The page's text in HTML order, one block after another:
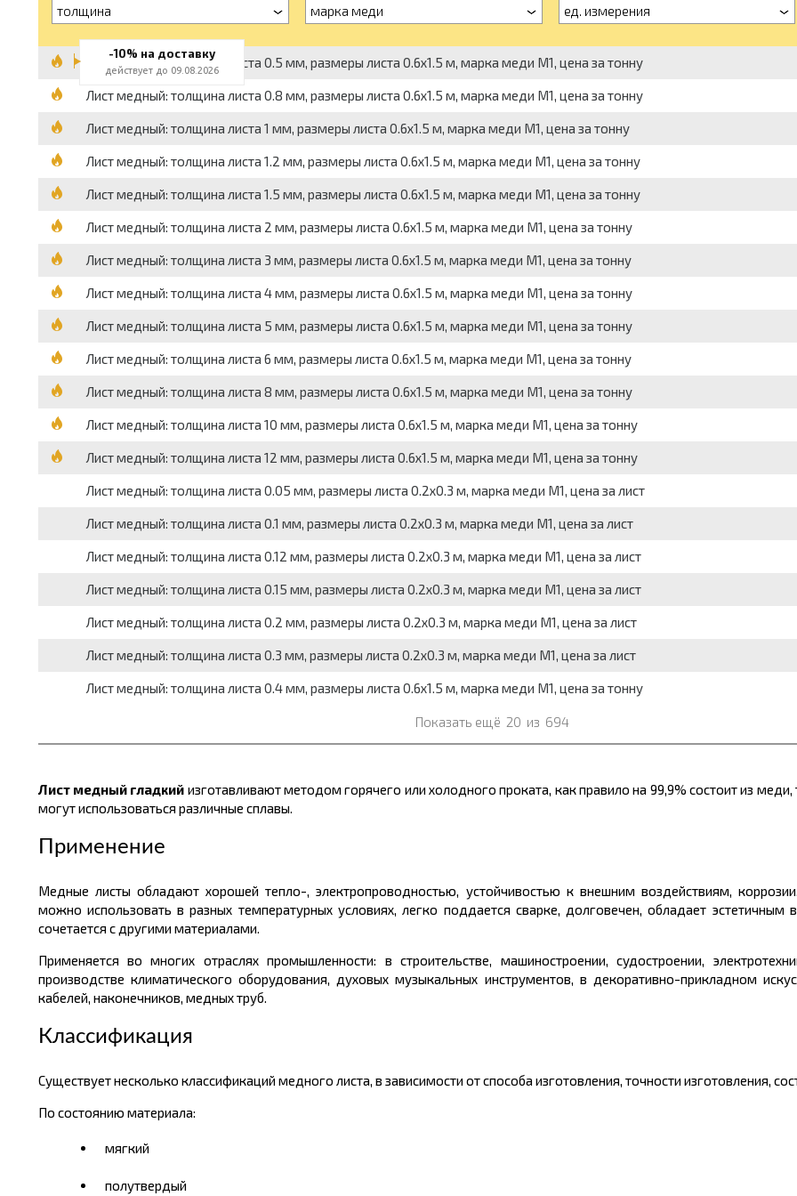
толщина марка меди ед. измерения
Лист медный: толщина листа 0.5 мм, размеры листа 0.6х1.5 м, марка меди М1, цена за тонну
Лист медный: толщина листа 0.8 мм, размеры листа 0.6х1.5 м, марка меди М1, цена за тонну
Лист медный: толщина листа 1 мм, размеры листа 0.6х1.5 м, марка меди М1, цена за тонну
Лист медный: толщина листа 1.2 мм, размеры листа 0.6х1.5 м, марка меди М1, цена за тонну
Лист медный: толщина листа 1.5 мм, размеры листа 0.6х1.5 м, марка меди М1, цена за тонну
Лист медный: толщина листа 2 мм, размеры листа 0.6х1.5 м, марка меди М1, цена за тонну
Лист медный: толщина листа 3 мм, размеры листа 0.6х1.5 м, марка меди М1, цена за тонну
Лист медный: толщина листа 4 мм, размеры листа 0.6х1.5 м, марка меди М1, цена за тонну
Лист медный: толщина листа 5 мм, размеры листа 0.6х1.5 м, марка меди М1, цена за тонну
Лист медный: толщина листа 6 мм, размеры листа 0.6х1.5 м, марка меди М1, цена за тонну
Лист медный: толщина листа 8 мм, размеры листа 0.6х1.5 м, марка меди М1, цена за тонну
Лист медный: толщина листа 10 мм, размеры листа 0.6х1.5 м, марка меди М1, цена за тонну
Лист медный: толщина листа 12 мм, размеры листа 0.6х1.5 м, марка меди М1, цена за тонну
Лист медный: толщина листа 0.05 мм, размеры листа 0.2х0.3 м, марка меди М1, цена за лист
Лист медный: толщина листа 0.1 мм, размеры листа 0.2х0.3 м, марка меди М1, цена за лист
Лист медный: толщина листа 0.12 мм, размеры листа 0.2х0.3 м, марка меди М1, цена за лист
Лист медный: толщина листа 0.15 мм, размеры листа 0.2х0.3 м, марка меди М1, цена за лист
Лист медный: толщина листа 0.2 мм, размеры листа 0.2х0.3 м, марка меди М1, цена за лист
Лист медный: толщина листа 0.3 мм, размеры листа 0.2х0.3 м, марка меди М1, цена за лист
Лист медный: толщина листа 0.4 мм, размеры листа 0.6х1.5 м, марка меди М1, цена за тонну
Показать ещё 20 из 694
Лист медный гладкий изготавливают методом горячего или холодного проката, как правило на 99,9% состоит из
могут использоваться различные сплавы.
Применение
Медные листы обладают хорошей тепло-, электропроводностью, устойчивостью к внешним воздействиям,
можно использовать в разных температурных условиях, легко поддается сварке, долговечен, обладает
сочетается с другими материалами.
Применяется во многих отраслях промышленности: в строительстве, машиностроении, судостроении,
производстве климатического оборудования, духовых музыкальных инструментов, в декоративно-прикладном
кабелей, наконечников, медных труб.
Классификация
Существует несколько классификаций медного листа, в зависимости от способа изготовления, точности изготовления,
По состоянию материала:
мягкий
полутвердый
-10% на доставку
действует до 09.08.2026